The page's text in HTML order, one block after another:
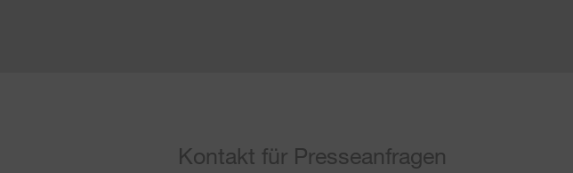
Kontakt für Presseanfragen